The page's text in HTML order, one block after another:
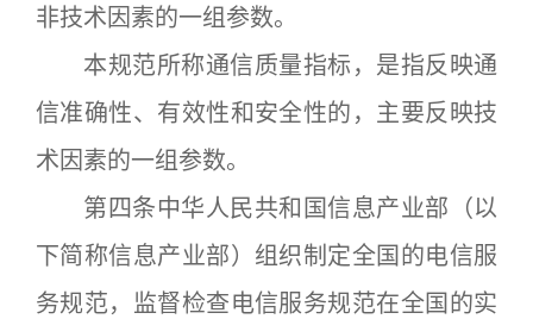
非技术因素的一组参数。
本规范所称通信质量指标，是指反映通
信准确性、有效性和安全性的，主要反映技
术因素的一组参数。
第四条中华人民共和国信息产业部（以
下简称信息产业部）组织制定全国的电信服
务规范，监督检查电信服务规范在全国的实